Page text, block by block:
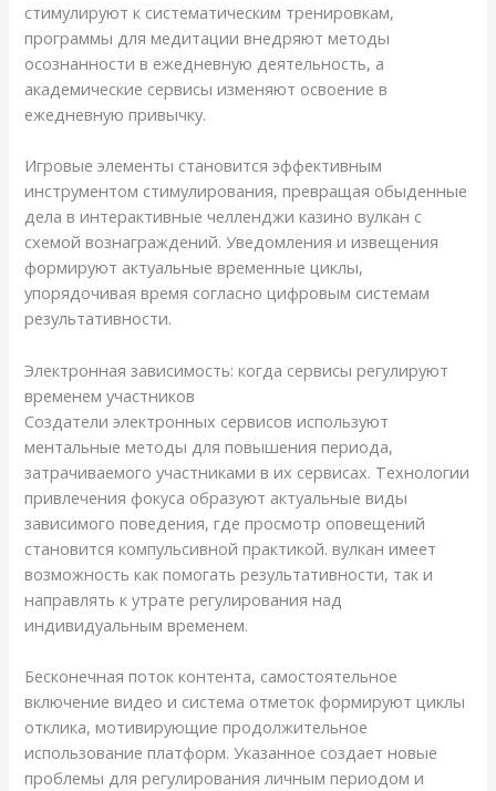
стимулируют к систематическим тренировкам,
программы для медитации внедряют методы
осознанности в ежедневную деятельность, а
академические сервисы изменяют освоение в
ежедневную привычку.
Игровые элементы становится эффективным
инструментом стимулирования, превращая обыденные
дела в интерактивные челленджи казино вулкан с
схемой вознаграждений. Уведомления и извещения
формируют актуальные временные циклы,
упорядочивая время согласно цифровым системам
результативности.
Электронная зависимость: когда сервисы регулируют
временем участников
Создатели электронных сервисов используют
ментальные методы для повышения периода,
затрачиваемого участниками в их сервисах. Технологии
привлечения фокуса образуют актуальные виды
зависимого поведения, где просмотр оповещений
становится компульсивной практикой. вулкан имеет
возможность как помогать результативности, так и
направлять к утрате регулирования над
индивидуальным временем.
Бесконечная поток контента, самостоятельное
включение видео и система отметок формируют циклы
отклика, мотивирующие продолжительное
использование платформ. Указанное создает новые
проблемы для регулирования личным периодом и